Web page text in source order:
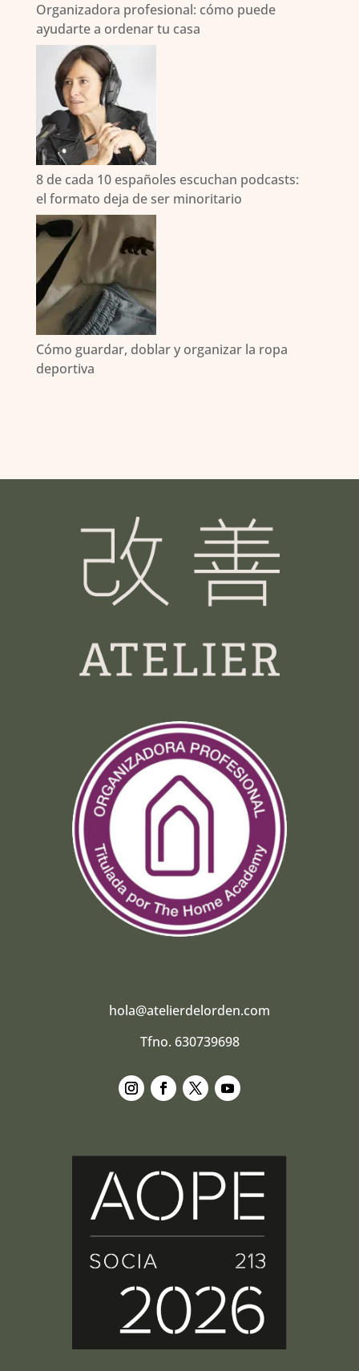
Organizadora profesional: cómo puede
ayudarte a ordenar tu casa
8 de cada 10 españoles escuchan podcasts:
el formato deja de ser minoritario
Cómo guardar, doblar y organizar la ropa
deportiva
hola@atelierdelorden.com
Tfno. 630739698